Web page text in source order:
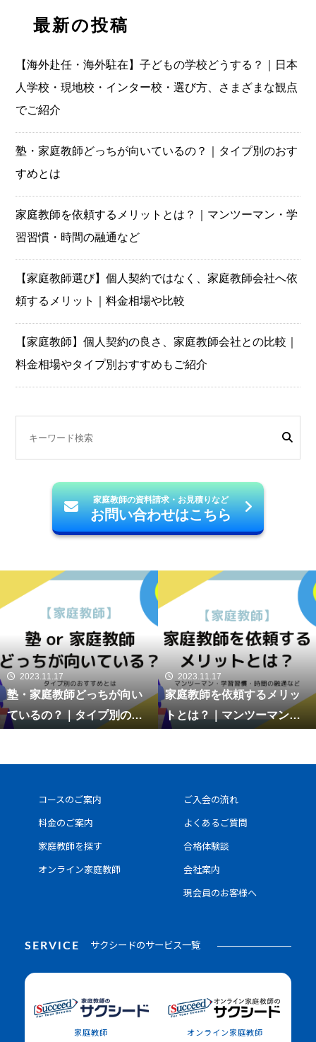
最新の投稿
【海外赴任・海外駐在】子どもの学校どうする？｜日本
人学校・現地校・インター校・選び方、さまざまな観点
でご紹介
塾・家庭教師どっちが向いているの？｜タイプ別のおす
すめとは
家庭教師を依頼するメリットとは？｜マンツーマン・学
習習慣・時間の融通など
【家庭教師選び】個人契約ではなく、家庭教師会社へ依
頼するメリット｜料金相場や比較
【家庭教師】個人契約の良さ、家庭教師会社との比較｜
料金相場やタイプ別おすすめもご紹介
家庭教師の資料請求・お見積りなど
お問い合わせはこちら
2023.11.17
塾・家庭教師どっちが向い
ているの？｜タイプ別のお
2023.11.17
家庭教師を依頼するメリッ
トとは？｜マンツーマン・
コースのご案内
料金のご案内
家庭教師を探す
オンライン家庭教師
ご入会の流れ
よくあるご質問
合格体験談
会社案内
現会員のお客様へ
SERVICE サクシードのサービス一覧
家庭教師 オンライン家庭教師